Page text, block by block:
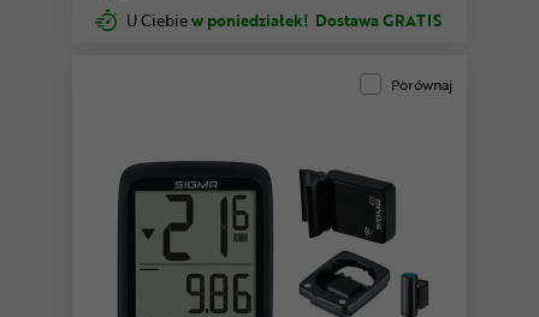
U Ciebiew poniedziałek! Dostawa GRATIS
Porównaj